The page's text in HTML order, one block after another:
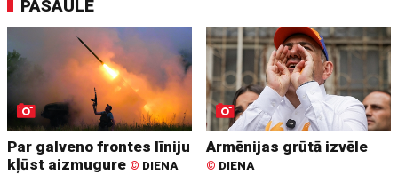
PASAULE
Par galveno frontes līniju
kļūst aizmugure © DIENA
Armēnijas grūtā izvēle
© DIENA